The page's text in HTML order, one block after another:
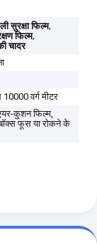
सुरक्षा फिल्म,
फिल्म,
चादर
वर्ग मीटर
कुशन फिल्म,
बॉक्स फूस या रोकने के